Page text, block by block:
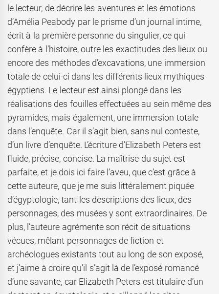
le lecteur, de décrire les aventures et les émotions
d’Amélia Peabody par le prisme d’un journal intime,
écrit à la première personne du singulier, ce qui
confère à l’histoire, outre les exactitudes des lieux ou
encore des méthodes d’excavations, une immersion
totale de celui-ci dans les différents lieux mythiques
égyptiens. Le lecteur est ainsi plongé dans les
réalisations des fouilles effectuées au sein même des
pyramides, mais également, une immersion totale
dans l’enquête. Car il s’agit bien, sans nul conteste,
d’un livre d’enquête. L’écriture d’Elizabeth Peters est
fluide, précise, concise. La maîtrise du sujet est
parfaite, et je dois ici faire l’aveu, que c’est grâce à
cette auteure, que je me suis littéralement piquée
d’égyptologie, tant les descriptions des lieux, des
personnages, des musées y sont extraordinaires. De
plus, l’auteure agrémente son récit de situations
vécues, mêlant personnages de fiction et
archéologues existants tout au long de son exposé,
et j’aime à croire qu’il s’agit là de l’exposé romancé
d’une savante, car Elizabeth Peters est titulaire d’un